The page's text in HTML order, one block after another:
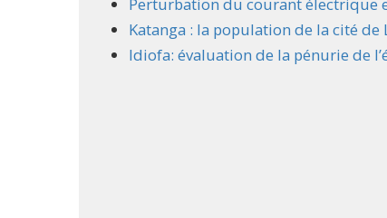
Perturbation du courant électrique
Katanga : la population de la cité
Idiofa: évaluation de la pénurie de